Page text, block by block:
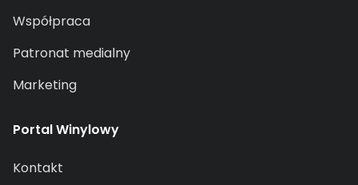
Współpraca
Patronat medialny
Marketing
Portal Winylowy
Kontakt